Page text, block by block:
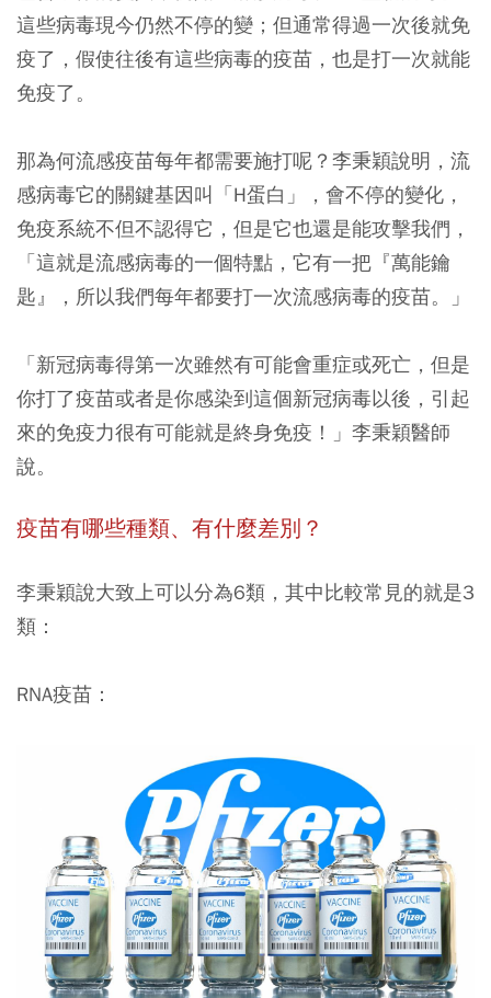
這些病毒現今仍然不停的變；但通常得過一次後就免
疫了，假使往後有這些病毒的疫苗，也是打一次就能
免疫了。
那為何流感疫苗每年都需要施打呢？李秉穎說明，流
感病毒它的關鍵基因叫「H蛋白」，會不停的變化，
免疫系統不但不認得它，但是它也還是能攻擊我們，
「這就是流感病毒的一個特點，它有一把『萬能鑰
匙』，所以我們每年都要打一次流感病毒的疫苗。」
「新冠病毒得第一次雖然有可能會重症或死亡，但是
你打了疫苗或者是你感染到這個新冠病毒以後，引起
來的免疫力很有可能就是終身免疫！」李秉穎醫師
說。
疫苗有哪些種類、有什麼差別？
李秉穎說大致上可以分為6類，其中比較常見的就是3
類：
RNA疫苗：